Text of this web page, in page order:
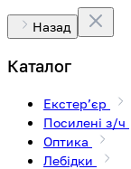
Назад
Каталог
Екстерʼєр
Посилені з/ч
Оптика
Лебідки